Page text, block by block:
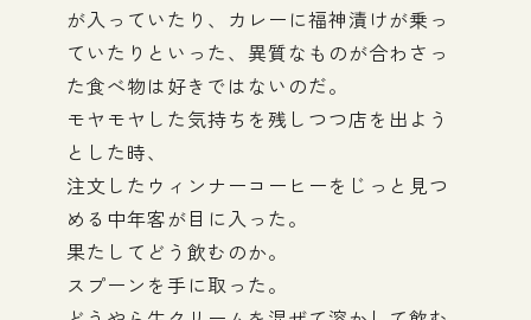
が入っていたり、カレーに福神漬けが乗っ
ていたりといった、異質なものが合わさっ
た食べ物は好きではないのだ。
モヤモヤした気持ちを残しつつ店を出よう
とした時、
注文したウィンナーコーヒーをじっと見つ
める中年客が目に入った。
果たしてどう飲むのか。
スプーンを手に取った。